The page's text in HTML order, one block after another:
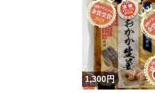
1,300円